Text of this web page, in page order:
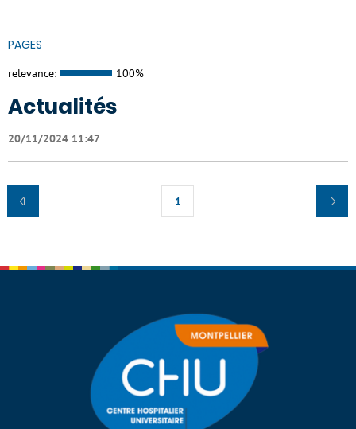
PAGES
relevance: 100%
Actualités
20/11/2024 11:47
1